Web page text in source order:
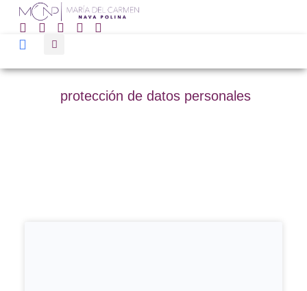
protección de datos personales